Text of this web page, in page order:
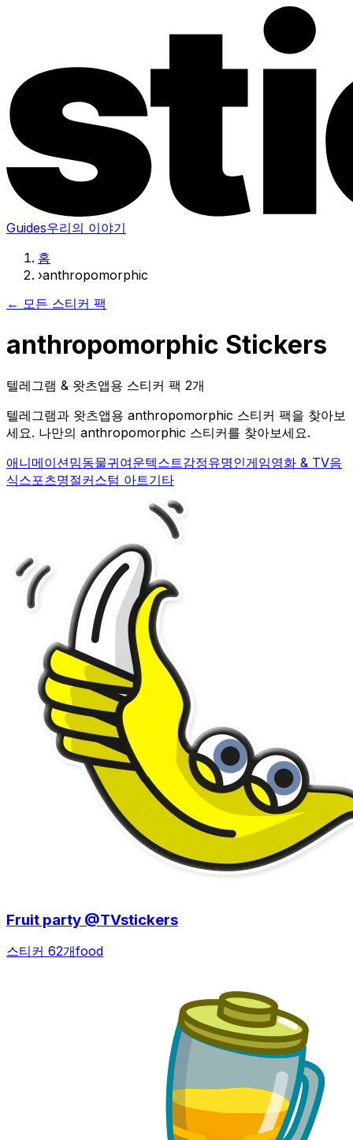
Guides우리의 이야기
홈
›anthropomorphic
← 모든 스티커 팩
anthropomorphic Stickers
텔레그램 & 왓츠앱용 스티커 팩 2개
텔레그램과 왓츠앱용 anthropomorphic 스티커 팩을 찾아보
세요. 나만의 anthropomorphic 스티커를 찾아보세요.
애니메이션밈동물귀여운텍스트감정유명인게임영화 & TV음
식스포츠명절커스텀 아트기타
Fruit party @TVstickers
스티커 62개food